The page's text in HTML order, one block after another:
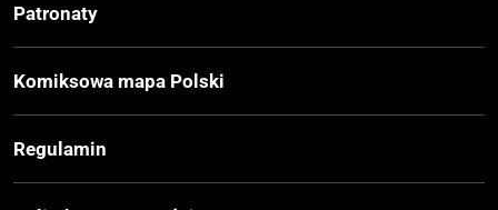
Patronaty
Komiksowa mapa Polski
Regulamin